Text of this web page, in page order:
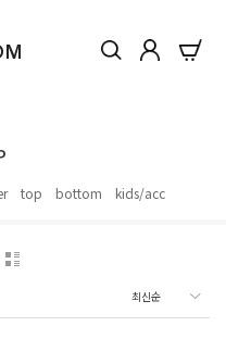
top bottom kids/acc